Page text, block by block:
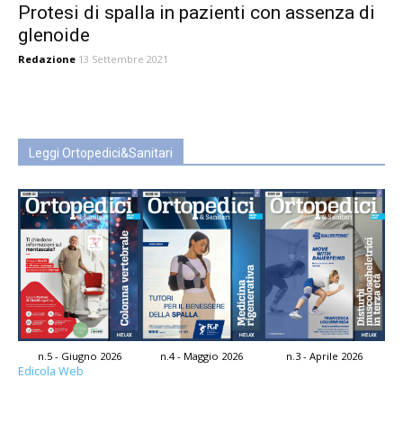
Protesi di spalla in pazienti con assenza di
glenoide
Redazione 13 Settembre 2021
Leggi Ortopedici&Sanitari
n.5 - Giugno 2026 n.4 - Maggio 2026 n.3 - Aprile 2026
Edicola Web